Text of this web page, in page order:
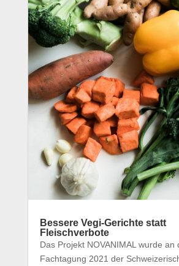
Bessere Vegi-Gerichte statt
Fleischverbote
Das Projekt NOVANIMAL wurde an
Fachtagung 2021 der